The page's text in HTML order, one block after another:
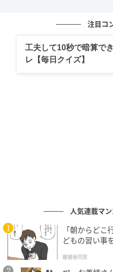
価格：￥110（税込）
販売ショップ：ダイソー
注目コ
工夫して10秒で暗算で
レ【毎日クイズ】
人気連載マ
「朝からど
どもの習い事
離婚後同居